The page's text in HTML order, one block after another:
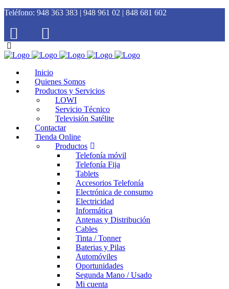
Teléfono: 948 363 383 | 948 961 02 | 848 681 602
Inicio
Quienes Somos
Productos y Servicios
LOWI
Servicio Técnico
Televisión Satélite
Contactar
Tienda Online
Productos
Telefonía móvil
Telefonía Fija
Tablets
Accesorios Telefonía
Electrónica de consumo
Electricidad
Informática
Antenas y Distribución
Cables
Tinta / Tonner
Baterias y Pilas
Automóviles
Oportunidades
Segunda Mano / Usado
Mi cuenta